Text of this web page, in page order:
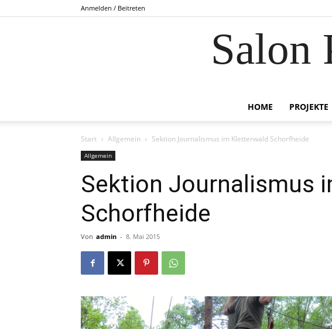
Anmelden / Beitreten
Salon
HOME PROJEKTE
Start Allgemein Sektion Journalismus im Kletterwald Schorfheide
Allgemein
Sektion Journalismus
Schorfheide
Von admin - 8. Mai 2015